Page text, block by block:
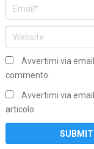
Avvertimi via
commento.
Avvertimi via
articolo.